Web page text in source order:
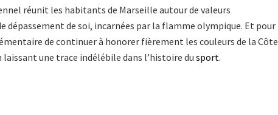
réunit les habitants de Marseille autour de valeurs
de soi, incarnées par la flamme olympique. Et pour
de continuer à honorer fièrement les couleurs de la Côte
une trace indélébile dans l’histoire du sport.